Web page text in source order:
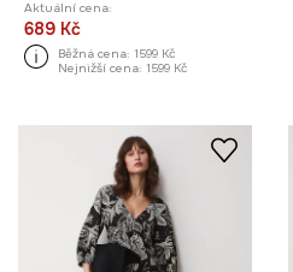
Aktuální cena:
689 Kč
Běžná cena: 1599 Kč
Nejnižší cena: 1599 Kč